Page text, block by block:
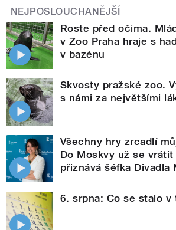
NEJPOSLOUCHANĚJŠÍ
Roste před očima.
v Zoo Praha hraje s
v bazénu
Skvosty pražské zoo.
s námi za největšími
Všechny hry zrcadlí
Do Moskvy už se vrátit
přiznává šéfka Divadla
6. srpna: Co se stalo v